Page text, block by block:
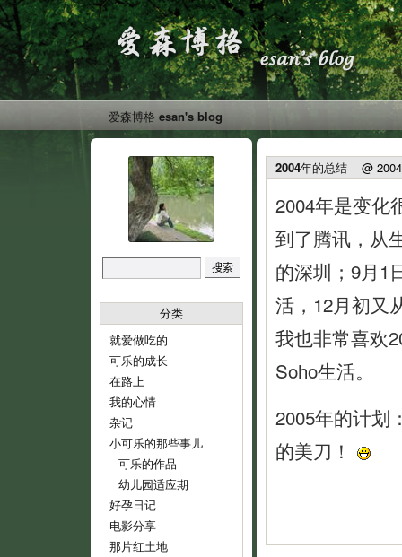
爱森博格 esan's blog
分类
就爱做吃的
可乐的成长
在路上
我的心情
杂记
小可乐的那些事儿
可乐的作品
幼儿园适应期
好孕日记
电影分享
那片红土地
2004年的总结 @
2004年是变化
到了腾讯，从
的深圳；9月1
活，12月初又
我也非常喜欢
Soho生活。
2005年的计划
的美刀！